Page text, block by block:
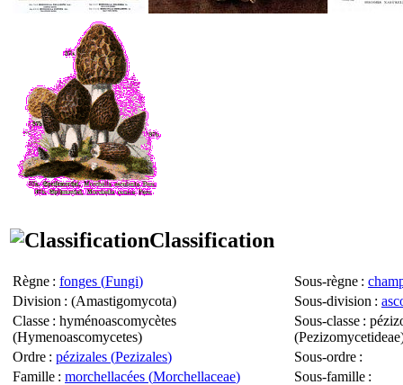
Classification
Règne : fonges (Fungi) Sous-règne :
Division : (Amastigomycota) Sous-division :
Classe : hyménoascomycètes
(Hymenoascomycetes)
Sous-classe :
(Pezizomycetideae
Ordre : pézizales (Pezizales) Sous-ordre :
Famille : morchellacées (Morchellaceae) Sous-famille :